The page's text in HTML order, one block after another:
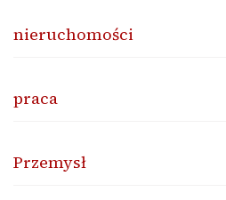
nieruchomości
praca
Przemysł